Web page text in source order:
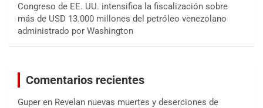
Congreso de EE. UU. intensifica la fiscalización sobre
más de USD 13.000 millones del petróleo venezolano
administrado por Washington
Comentarios recientes
Guper en Revelan nuevas muertes y deserciones de